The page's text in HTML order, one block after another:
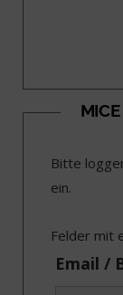
Bitte
ein.
Felder mit
Email /